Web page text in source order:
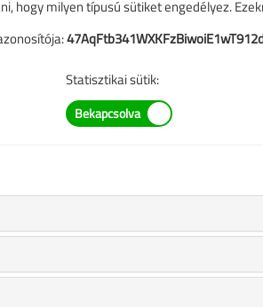
TARTALOM
veszíthették, valamint a
hogy milyen típusú sütiket engedélyez.
Statisztikai sütik: